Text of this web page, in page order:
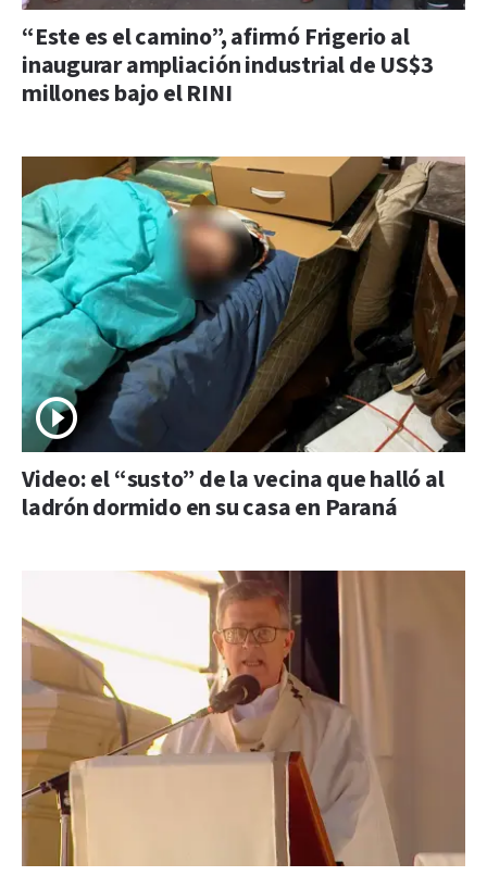
“Este es el camino”, afirmó Frigerio al
inaugurar ampliación industrial de US$3
millones bajo el RINI
Video: el “susto” de la vecina que halló al
ladrón dormido en su casa en Paraná